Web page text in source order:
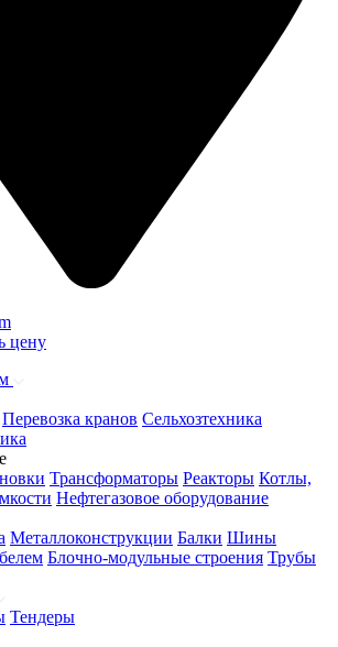
цену
Перевозка кранов Сельхозтехника
Трансформаторы Реакторы Котлы,
Нефтегазовое оборудование
Металлоконструкции Балки Шины
Блочно-модульные строения Трубы
Тендеры